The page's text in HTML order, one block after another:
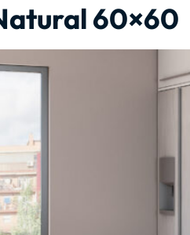
60×60